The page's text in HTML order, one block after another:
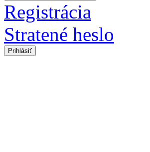
Registrácia
Stratené heslo